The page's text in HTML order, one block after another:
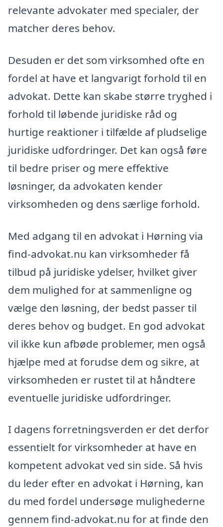
relevante advokater med specialer, der
matcher deres behov.
Desuden er det som virksomhed ofte en
fordel at have et langvarigt forhold til en
advokat. Dette kan skabe større tryghed i
forhold til løbende juridiske råd og
hurtige reaktioner i tilfælde af pludselige
juridiske udfordringer. Det kan også føre
til bedre priser og mere effektive
løsninger, da advokaten kender
virksomheden og dens særlige forhold.
Med adgang til en advokat i Hørning via
find-advokat.nu kan virksomheder få
tilbud på juridiske ydelser, hvilket giver
dem mulighed for at sammenligne og
vælge den løsning, der bedst passer til
deres behov og budget. En god advokat
vil ikke kun afbøde problemer, men også
hjælpe med at forudse dem og sikre, at
virksomheden er rustet til at håndtere
eventuelle juridiske udfordringer.
I dagens forretningsverden er det derfor
essentielt for virksomheder at have en
kompetent advokat ved sin side. Så hvis
du leder efter en advokat i Hørning, kan
du med fordel undersøge mulighederne
gennem find-advokat.nu for at finde den